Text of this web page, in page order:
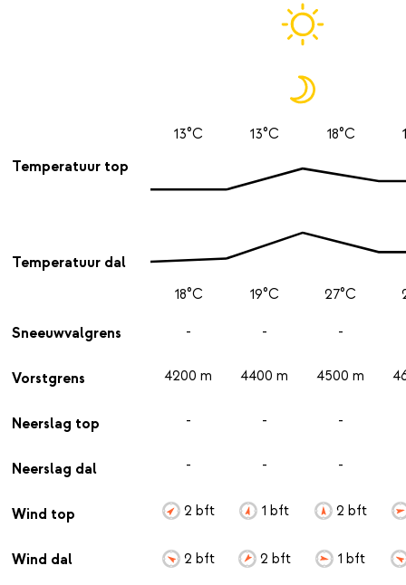
Temperatuur top
Temperatuur dal
Sneeuwvalgrens
Vorstgrens
Neerslag top
Neerslag dal
Wind top
Wind dal
13°C
18°C
-
4200 m
-
-
2 bft
2 bft
13°C
19°C
-
4400 m
-
-
1 bft
2 bft
18°C
27°C
-
4500 m
-
-
2 bft
1 bft